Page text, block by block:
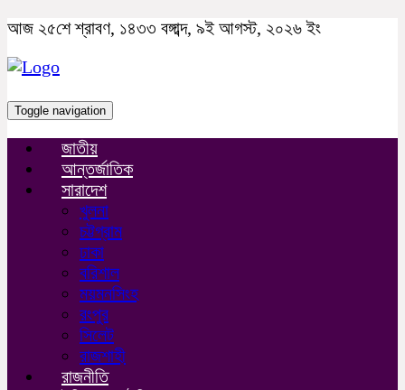
আজ ২৫শে শ্রাবণ, ১৪৩৩ বঙ্গাব্দ, ৯ই আগস্ট, ২০২৬ ইং
Toggle navigation
জাতীয়
আন্তর্জাতিক
সারাদেশ
খুলনা
চট্টগ্রাম
ঢাকা
বরিশাল
ময়মনসিংহ
রংপুর
সিলেট
রাজশাহী
রাজনীতি